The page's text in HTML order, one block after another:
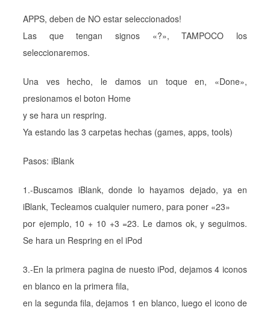
APPS, deben de NO estar seleccionados!
Las que tengan signos «?», TAMPOCO los
seleccionaremos.
Una ves hecho, le damos un toque en, «Done»,
presionamos el boton Home
y se hara un respring.
Ya estando las 3 carpetas hechas (games, apps, tools)
Pasos: iBlank
1.-Buscamos iBlank, donde lo hayamos dejado, ya en
iBlank, Tecleamos cualquier numero, para poner «23»
por ejemplo, 10 + 10 +3 =23. Le damos ok, y seguimos.
Se hara un Respring en el iPod
3.-En la primera pagina de nuesto iPod, dejamos 4 iconos
en blanco en la primera fila,
en la segunda fila, dejamos 1 en blanco, luego el icono de